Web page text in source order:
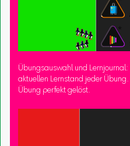
Übungsauswahl und
aktuellen Lernstand jeder Übung.
Übung perfekt gelöst.